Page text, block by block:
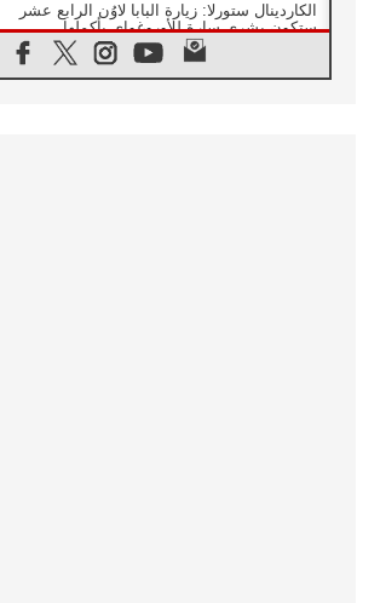
الكاردينال ستورلا: زيارة البابا لاوُن الرابع عشر
ستكون بشرى سارة للأوروغواي بأكملها
الفاتيكان يعلن برنامج الزيارة الرسولية للبابا لاوُن